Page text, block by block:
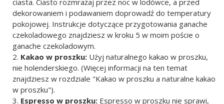
dekorowaniem i podawaniem doprowadź do temperatury
pokojowej. Instrukcje dotyczące przygotowania ganache
czekoladowego znajdziesz w kroku 5 w moim poście o
ganache czekoladowym.
Kakao w proszku: Użyj naturalnego kakao w proszku,
nie holenderskiego. (Więcej informacji na ten temat
znajdziesz w rozdziale "Kakao w proszku a naturalne kakao
w proszku").
Espresso w proszku: Espresso w proszku nie sprawi,